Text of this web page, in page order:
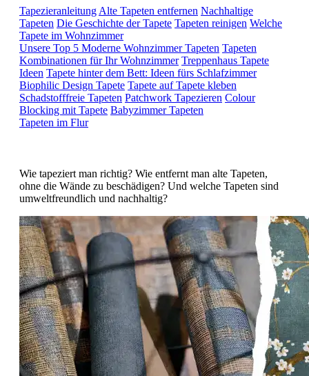
Tapezieranleitung Alte Tapeten entfernen Nachhaltige
Tapeten Die Geschichte der Tapete Tapeten reinigen Welche
Tapete im Wohnzimmer
Unsere Top 5 Moderne Wohnzimmer Tapeten Tapeten
Kombinationen für Ihr Wohnzimmer Treppenhaus Tapete
Ideen Tapete hinter dem Bett: Ideen fürs Schlafzimmer
Biophilic Design Tapete Tapete auf Tapete kleben
Schadstofffreie Tapeten Patchwork Tapezieren Colour
Blocking mit Tapete Babyzimmer Tapeten
Tapeten im Flur
Wie tapeziert man richtig? Wie entfernt man alte Tapeten,
ohne die Wände zu beschädigen? Und welche Tapeten sind
umweltfreundlich und nachhaltig?